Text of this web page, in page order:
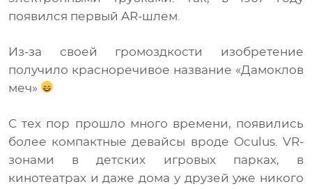
появился первый AR-шлем.
Из-за своей громоздкости изобретение
получило красноречивое название «Дамоклов
меч»
С тех пор прошло много времени, появились
более компактные девайсы вроде Oculus. VR-
зонами в детских игровых парках, в
кинотеатрах и даже дома у друзей уже никого